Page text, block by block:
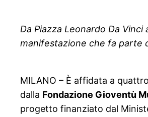
Da Piazza Leonardo Da
manifestazione che fa parte
MILANO – È affidata a
dalla Fondazione Gioventù
progetto finanziato dal